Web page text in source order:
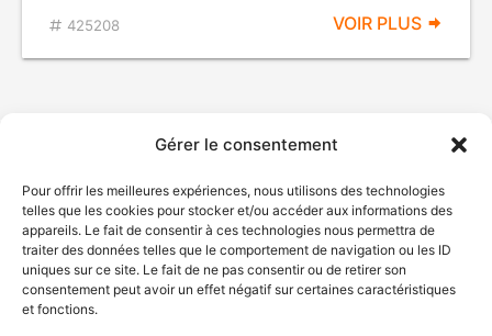
Gérer le consentement
Pour offrir les meilleures expériences, nous utilisons des technologies
telles que les cookies pour stocker et/ou accéder aux informations des
appareils. Le fait de consentir à ces technologies nous permettra de
traiter des données telles que le comportement de navigation ou les ID
uniques sur ce site. Le fait de ne pas consentir ou de retirer son
consentement peut avoir un effet négatif sur certaines caractéristiques
et fonctions.
425208 VOIR PLUS
© Gouvernement du Québec, 2026